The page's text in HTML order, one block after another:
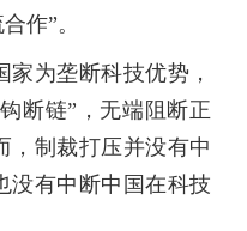
作”。
为垄断科技优势，
断链”，无端阻断正
，制裁打压并没有中
没有中断中国在科技